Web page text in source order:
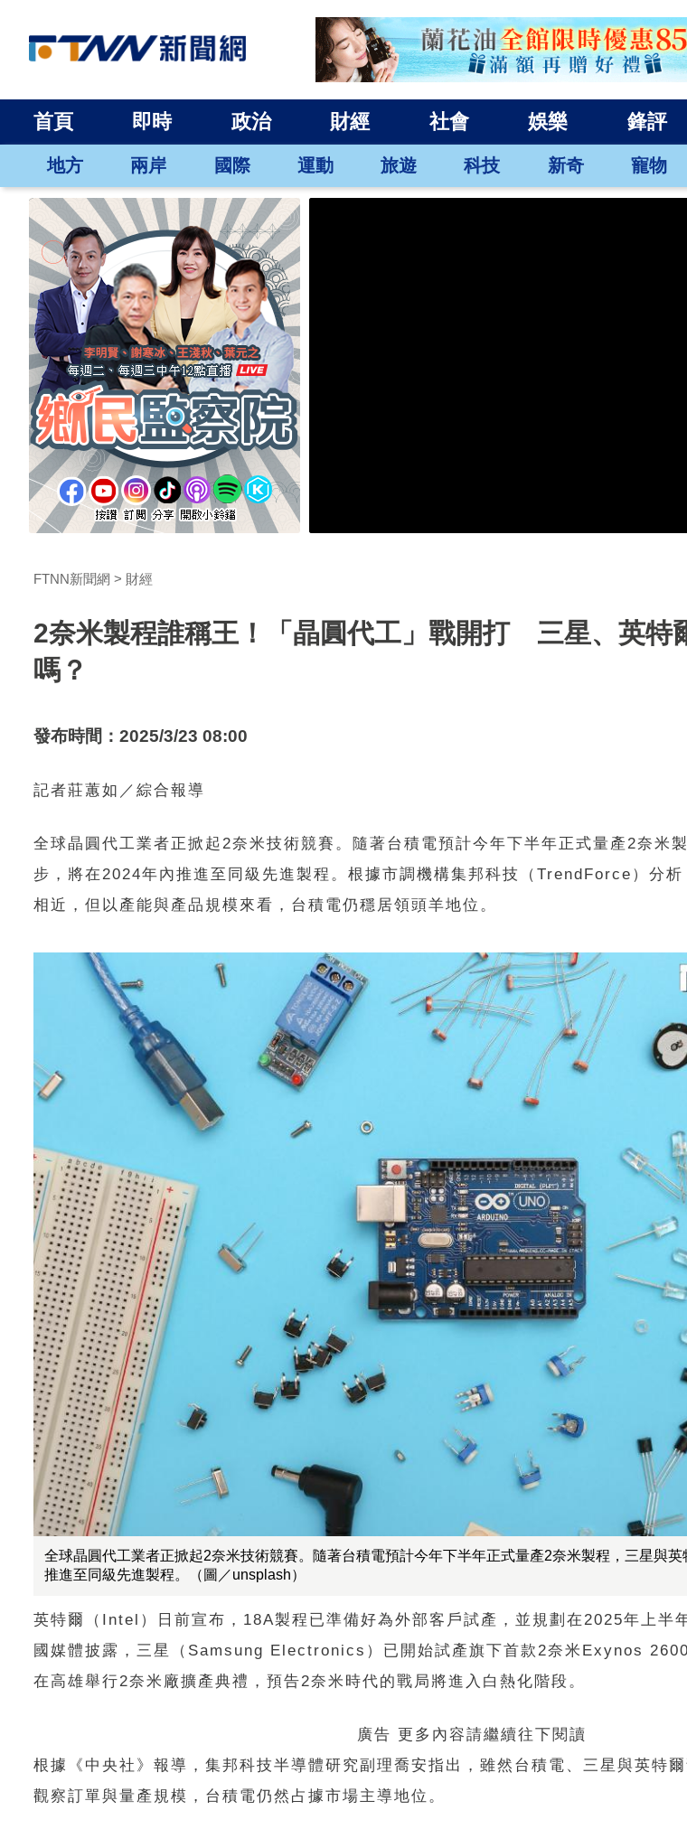
首頁 即時 政治 財經 社會 娛樂 鋒評
地方 兩岸 國際 運動 旅遊 科技 新奇 寵物
FTNN新聞網 財經
2奈米製程誰稱王！「晶圓代工」戰開打 三星、英特
嗎？
發布時間：2025/3/23 08:00
記者莊蕙如／綜合報導
全球晶圓代工業者正掀起2奈米技術競賽。隨著台積電預計今年下半年正式量產2奈米
步，將在2024年內推進至同級先進製程。根據市調機構集邦科技（TrendForce）分
相近，但以產能與產品規模來看，台積電仍穩居領頭羊地位。
全球晶圓代工業者正掀起2奈米技術競賽。隨著台積電預計今年下半年正式量產2奈米製程，三星與
推進至同級先進製程。（圖／unsplash）
英特爾（Intel）日前宣布，18A製程已準備好為外部客戶試產，並規劃在2025年上半
國媒體披露，三星（Samsung Electronics）已開始試產旗下首款2奈米Exynos
在高雄舉行2奈米廠擴產典禮，預告2奈米時代的戰局將進入白熱化階段。
廣告 更多內容請繼續往下閱讀
根據《中央社》報導，集邦科技半導體研究副理喬安指出，雖然台積電、三星與英特
觀察訂單與量產規模，台積電仍然占據市場主導地位。